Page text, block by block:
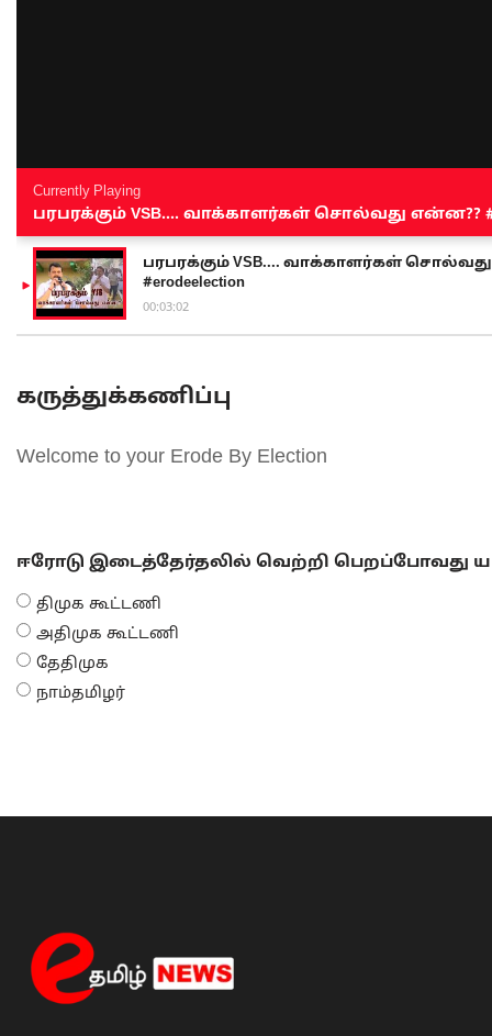
Currently Playing
பரபரக்கும் VSB.... வாக்காளர்கள் சொல்வது என்ன??
பரபரக்கும் VSB.... வாக்காளர்கள் சொல்வது
#erodeelection
00:03:02
கருத்துக்கணிப்பு
Welcome to your Erode By Election
ஈரோடு இடைத்தேர்தலில் வெற்றி பெறப்போவது
திமுக கூட்டணி
அதிமுக கூட்டணி
தேதிமுக
நாம்தமிழர்